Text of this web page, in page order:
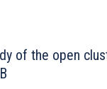
of the open